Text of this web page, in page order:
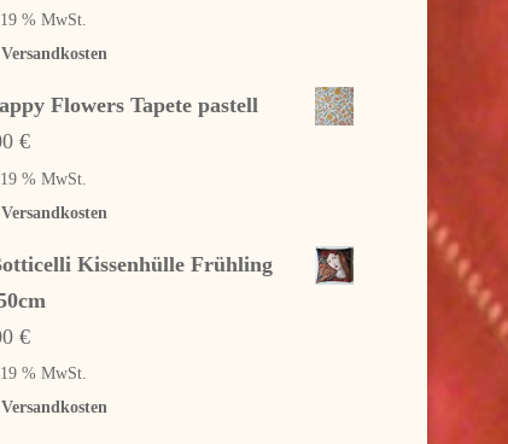
% MwSt.
Versandkosten
Flowers Tapete pastell
€
% MwSt.
Versandkosten
Kissenhülle Frühling
€
% MwSt.
Versandkosten